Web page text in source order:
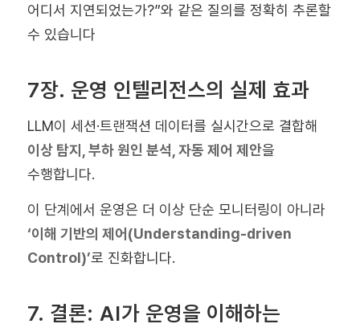
어디서 지연되었는가?”와 같은 질의를 정확히 추론할
수 있습니다
7장. 운영 인텔리전스의 실제 효과
LLM이 세션·트랜잭션 데이터를 실시간으로 결합해
이상 탐지, 부하 원인 분석, 자동 제어 제안을
수행합니다.
이 단계에서 운영은 더 이상 단순 모니터링이 아니라
‘이해 기반의 제어(Understanding-driven
Control)’로 진화합니다.
7. 결론: AI가 운영을 이해하는